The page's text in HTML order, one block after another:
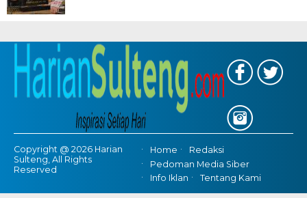
Copyright @ 2026 Harian
Sulteng, All Rights
Reserved
Home
Redaksi
Pedoman Media Siber
Info Iklan
Tentang Kami